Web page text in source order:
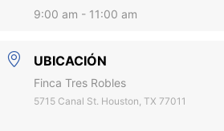
9:00 am - 11:00 am
UBICACIÓN
Finca Tres Robles
5715 Canal St. Houston, TX 77011